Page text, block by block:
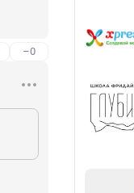
–0